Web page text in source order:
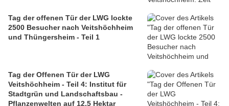
Tag der offenen Tür der LWG lockte
2500 Besucher nach Veitshöchheim
und Thüngersheim - Teil 1
Tag der Offenen Tür der LWG
Veitshöchheim - Teil 4: Institut für
Stadtgrün und Landschaftsbau -
Pflanzenwelten auf 12,5 Hektar